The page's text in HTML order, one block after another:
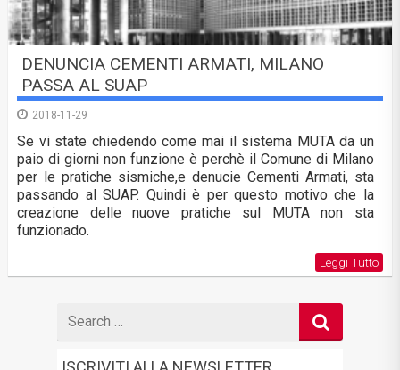
DENUNCIA CEMENTI ARMATI, MILANO
PASSA AL SUAP
2018-11-29
Se vi state chiedendo come mai il sistema MUTA da un
paio di giorni non funzione è perchè il Comune di Milano
per le pratiche sismiche,e denucie Cementi Armati, sta
passando al SUAP. Quindi è per questo motivo che la
creazione delle nuove pratiche sul MUTA non sta
funzionado.
Leggi Tutto
for